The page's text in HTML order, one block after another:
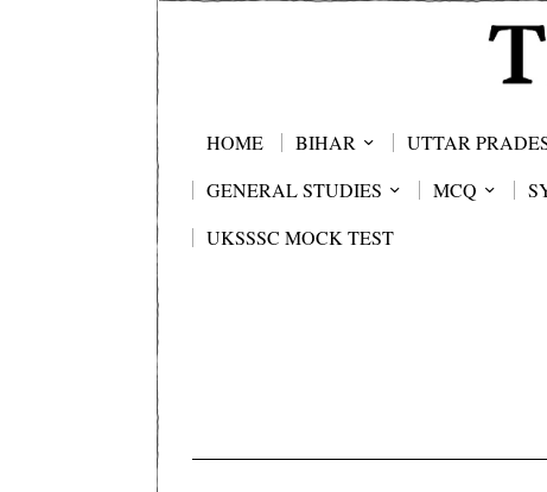
HOME BIHAR UTTAR
GENERAL STUDIES
MCQ
UKSSSC MOCK TEST